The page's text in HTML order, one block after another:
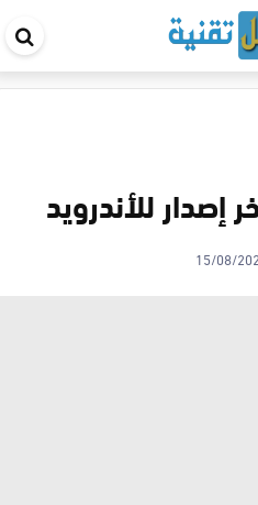
15/08/